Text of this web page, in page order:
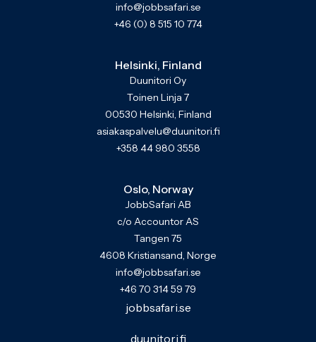
info@jobbsafari.se
+46 (0) 8 515 10 774
Helsinki, Finland
Duunitori Oy
Toinen Linja 7
00530 Helsinki, Finland
asiakaspalvelu@duunitori.fi
+358 44 980 3558
Oslo, Norway
JobbSafari AB
c/o Accountor AS
Tangen 75
4608 Kristiansand, Norge
info@jobbsafari.se
+46 70 314 59 79
jobbsafari.se
duunitori.fi